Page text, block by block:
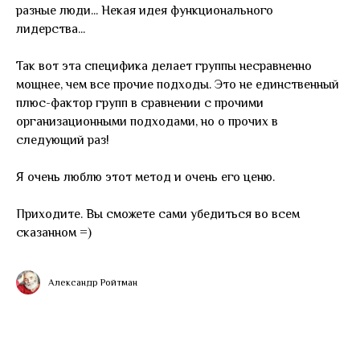
разные люди... Некая идея функционального
лидерства...
Так вот эта специфика делает группы несравненно
мощнее, чем все прочие подходы. Это не единственный
плюс-фактор групп в сравнении с прочими
организационными подходами, но о прочих в
следующий раз!
Я очень люблю этот метод и очень его ценю.
Приходите. Вы сможете сами убедиться во всем
сказанном =)
Александр Ройтман